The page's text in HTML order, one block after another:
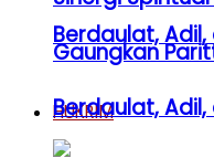
Berdaulat,
HUKRIM
Gaungkan
Berdaulat,